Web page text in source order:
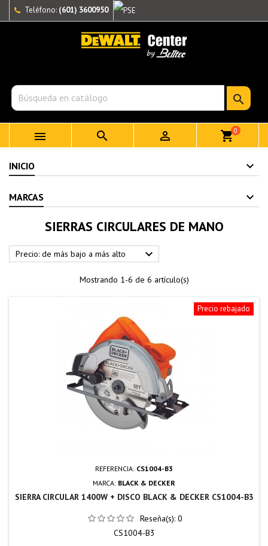
Teléfono: (601) 3600950

   shopping_cart0
INICIO
MARCAS
SIERRAS CIRCULARES DE MANO
Precio: de más bajo a más alto 
Mostrando 1-6 de 6 artículo(s)
Precio rebajado
REFERENCIA: CS1004-B3
MARCA: BLACK & DECKER
SIERRA CIRCULAR 1400W + DISCO BLACK & DECKER CS1004-B3
Reseña(s): 0
CS1004-B3